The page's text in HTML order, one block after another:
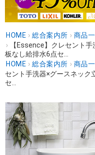
HOME › 総合案内所 › 商品
›
【Essence】クレセント
板なし給排水6点セ...
HOME › 総合案内所 › 商品
セント手洗器×グースネック
セ...